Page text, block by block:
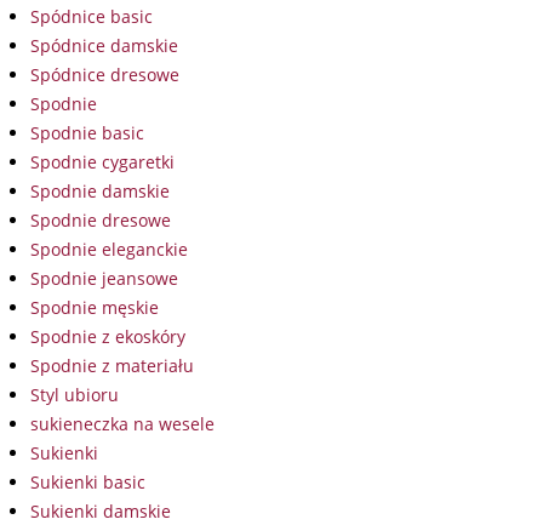
Spódnice basic
Spódnice damskie
Spódnice dresowe
Spodnie
Spodnie basic
Spodnie cygaretki
Spodnie damskie
Spodnie dresowe
Spodnie eleganckie
Spodnie jeansowe
Spodnie męskie
Spodnie z ekoskóry
Spodnie z materiału
Styl ubioru
sukieneczka na wesele
Sukienki
Sukienki basic
Sukienki damskie